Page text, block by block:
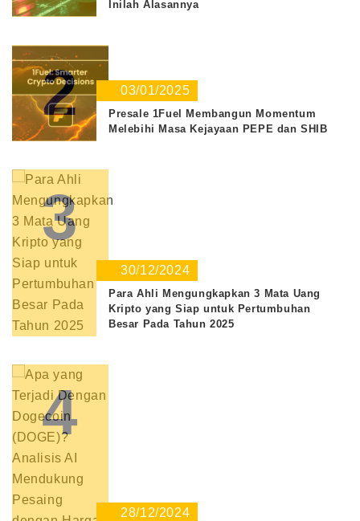
Inilah Alasannya
2 03/01/2025
Presale 1Fuel Membangun Momentum
Melebihi Masa Kejayaan PEPE dan SHIB
3
30/12/2024
Para Ahli Mengungkapkan 3 Mata Uang
Kripto yang Siap untuk Pertumbuhan
Besar Pada Tahun 2025
4
28/12/2024